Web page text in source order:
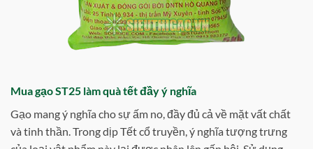
Mua gạo ST25 làm quà tết đầy ý nghĩa
Gạo mang ý nghĩa cho sự ấm no, đầy đủ cả về mặt vất chất
và tinh thần. Trong dịp Tết cổ truyền, ý nghĩa tượng trưng